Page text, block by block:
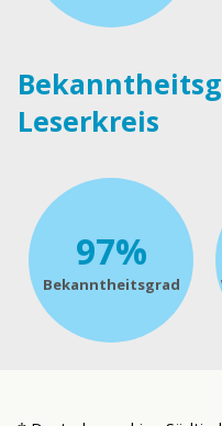
Leserkreis
97%
Bekanntheitsgrad